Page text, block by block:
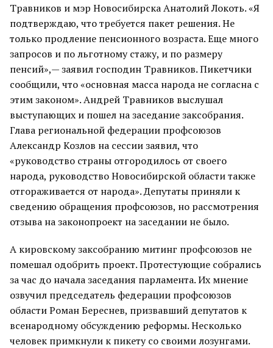
Травников и мэр Новосибирска Анатолий Локоть. «Я
подтверждаю, что требуется пакет решения. Не
только продление пенсионного возраста. Еще много
запросов и по льготному стажу, и по размеру
пенсий»,— заявил господин Травников. Пикетчики
сообщили, что «основная масса народа не согласна с
этим законом». Андрей Травников выслушал
выступающих и пошел на заседание заксобрания.
Глава региональной федерации профсоюзов
Александр Козлов на сессии заявил, что
«руководство страны отгородилось от своего
народа, руководство Новосибирской области также
отгораживается от народа». Депутаты приняли к
сведению обращения профсоюзов, но рассмотрения
отзыва на законопроект на заседании не было.
А кировскому заксобранию митинг профсоюзов не
помешал одобрить проект. Протестующие собрались
за час до начала заседания парламента. Их мнение
озвучил председатель федерации профсоюзов
области Роман Береснев, призвавший депутатов к
всенародному обсуждению реформы. Несколько
человек примкнули к пикету со своими лозунгами.